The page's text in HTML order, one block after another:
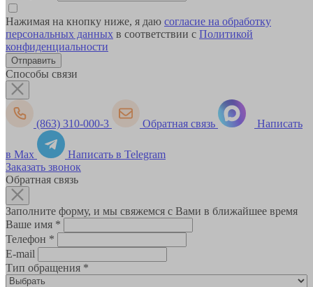
Нажимая на кнопку ниже, я даю согласие на обработку
персональных данных в соответствии с Политикой
конфиденциальности
Способы связи
(863) 310-000-3 Обратная связь Написать
в Max
Написать в Telegram
Заказать звонок
Обратная связь
Заполните форму, и мы свяжемся с Вами в ближайшее время
Ваше имя *
Телефон *
E-mail
Тип обращения *